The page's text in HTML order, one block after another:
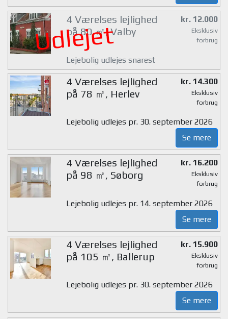
Udlejet
4 Værelses lejlighed
på 80 ㎡, Valby
kr. 12.000
Eksklusiv
forbrug
Lejebolig udlejes snarest
4 Værelses lejlighed
på 78 ㎡, Herlev
kr. 14.300
Eksklusiv
forbrug
Lejebolig udlejes pr. 30. september 2026
Se mere
4 Værelses lejlighed
på 98 ㎡, Søborg
kr. 16.200
Eksklusiv
forbrug
Lejebolig udlejes pr. 14. september 2026
Se mere
4 Værelses lejlighed
på 105 ㎡, Ballerup
kr. 15.900
Eksklusiv
forbrug
Lejebolig udlejes pr. 30. september 2026
Se mere